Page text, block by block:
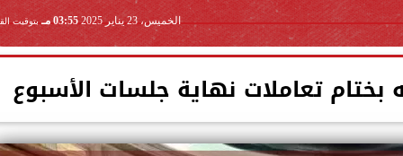
الخميس، 23 يناير 2025 03:55 مـ بتوقيت